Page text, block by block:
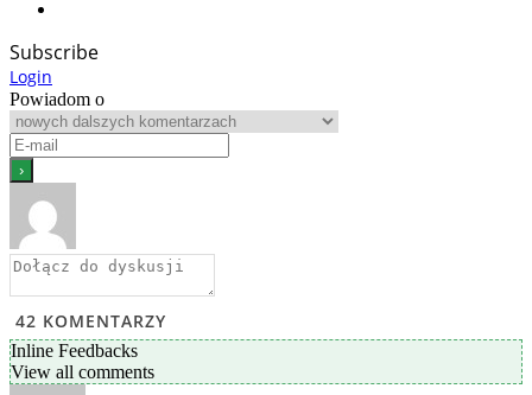
Subscribe
Login
Powiadom o
42 KOMENTARZY
Inline Feedbacks
View all comments